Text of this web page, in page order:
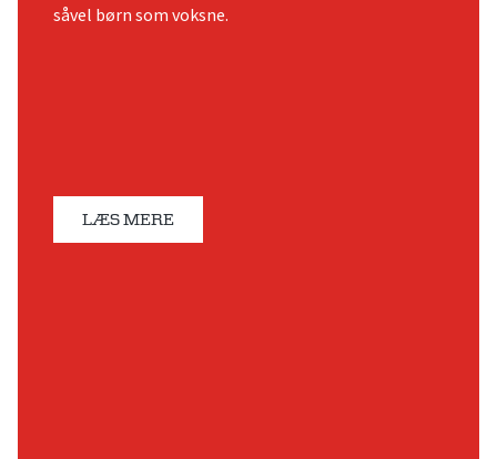
såvel børn som voksne.
LÆS MERE